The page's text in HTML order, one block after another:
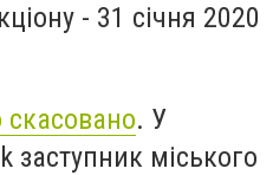
- 31 січня 2020
скасовано. У
заступник міського